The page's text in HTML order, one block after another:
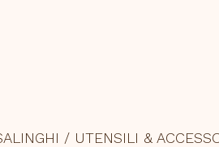
/ UTENSILI &